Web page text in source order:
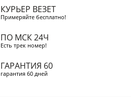
КУРЬЕР ВЕЗЕТ
Примеряйте бесплатно!
ПО МСК 24Ч
Есть трек номер!
ГАРАНТИЯ 60
гарантия 60 дней